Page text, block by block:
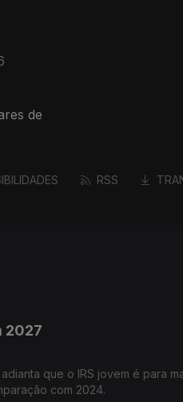
de
RSS
2027
que o IRS jovem é para
com 2024.